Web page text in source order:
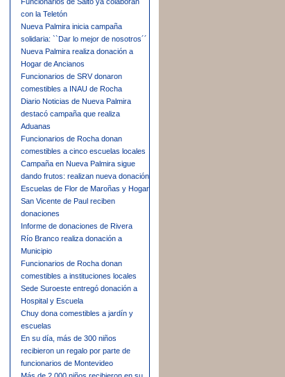
con la Teletón
Nueva Palmira inicia campaña
solidaria: ``Dar lo mejor de nosotros´´
Nueva Palmira realiza donación a
Hogar de Ancianos
Funcionarios de SRV donaron
comestibles a INAU de Rocha
Diario Noticias de Nueva Palmira
destacó campaña que realiza
Aduanas
Funcionarios de Rocha donan
comestibles a cinco escuelas locales
Campaña en Nueva Palmira sigue
dando frutos: realizan nueva donación
Escuelas de Flor de Maroñas y Hogar
San Vicente de Paul reciben
donaciones
Informe de donaciones de Rivera
Río Branco realiza donación a
Municipio
Funcionarios de Rocha donan
comestibles a instituciones locales
Sede Suroeste entregó donación a
Hospital y Escuela
Chuy dona comestibles a jardín y
escuelas
En su día, más de 300 niños
recibieron un regalo por parte de
funcionarios de Montevideo